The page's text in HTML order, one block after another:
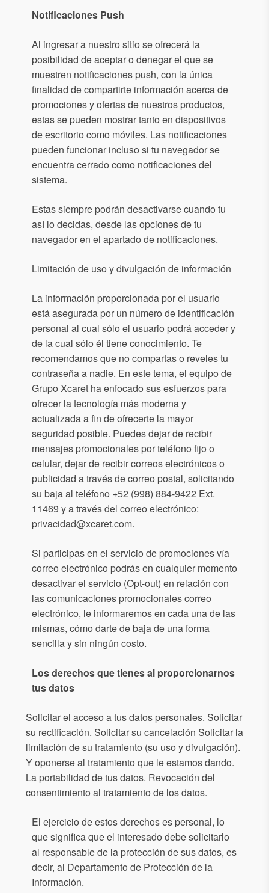
Notificaciones Push
Al ingresar a nuestro sitio se ofrecerá la
posibilidad de aceptar o denegar el que se
muestren notificaciones push, con la única
finalidad de compartirte información acerca de
promociones y ofertas de nuestros productos,
estas se pueden mostrar tanto en dispositivos
de escritorio como móviles. Las notificaciones
pueden funcionar incluso si tu navegador se
encuentra cerrado como notificaciones del
sistema.
Estas siempre podrán desactivarse cuando tu
así lo decidas, desde las opciones de tu
navegador en el apartado de notificaciones.
Limitación de uso y divulgación de información
La información proporcionada por el usuario
está asegurada por un número de identificación
personal al cual sólo el usuario podrá acceder y
de la cual sólo él tiene conocimiento. Te
recomendamos que no compartas o reveles tu
contraseña a nadie. En este tema, el equipo de
Grupo Xcaret ha enfocado sus esfuerzos para
ofrecer la tecnología más moderna y
actualizada a fin de ofrecerte la mayor
seguridad posible. Puedes dejar de recibir
mensajes promocionales por teléfono fijo o
celular, dejar de recibir correos electrónicos o
publicidad a través de correo postal, solicitando
su baja al teléfono +52 (998) 884-9422 Ext.
11469 y a través del correo electrónico:
privacidad@xcaret.com.
Si participas en el servicio de promociones vía
correo electrónico podrás en cualquier momento
desactivar el servicio (Opt-out) en relación con
las comunicaciones promocionales correo
electrónico, le informaremos en cada una de las
mismas, cómo darte de baja de una forma
sencilla y sin ningún costo.
Los derechos que tienes al proporcionarnos
tus datos
Solicitar el acceso a tus datos personales. Solicitar
su rectificación. Solicitar su cancelación Solicitar la
limitación de su tratamiento (su uso y divulgación).
Y oponerse al tratamiento que le estamos dando.
La portabilidad de tus datos. Revocación del
consentimiento al tratamiento de los datos.
El ejercicio de estos derechos es personal, lo
que significa que el interesado debe solicitarlo
al responsable de la protección de sus datos, es
decir, al Departamento de Protección de la
Información.